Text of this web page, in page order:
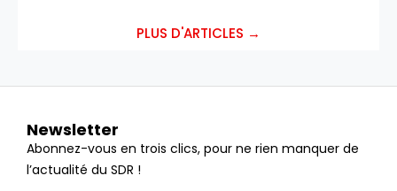
PLUS D'ARTICLES →
Newsletter
Abonnez-vous en trois clics, pour ne rien manquer de
l’actualité du SDR !